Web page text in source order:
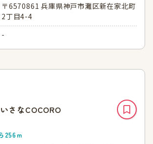
〒6570861 兵庫県神戸市灘区新在家北町
2丁目4-4
-
さなCOCORO
256ｍ